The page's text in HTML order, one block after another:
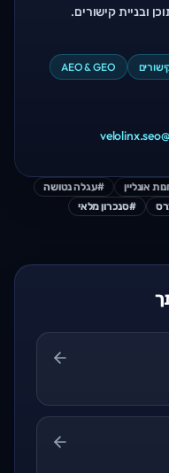
AEO & GEO
אונליין #עגלה נטושה
#סנכרון מלאי